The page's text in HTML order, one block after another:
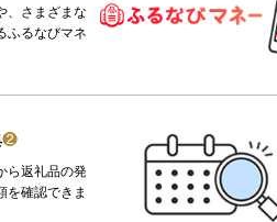
、さまざまな
ふるなびマネ
❷
ら返礼品の発
を確認できま